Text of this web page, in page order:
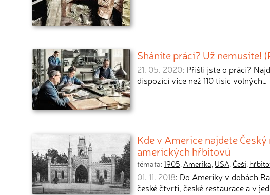
Sháníte práci? Už nemusíte!
21. 05. 2020: Přišli jste o práci?
dispozici více než 110 tisíc volných…
Kde v Americe najdete
amerických hřbitovů
témata:1905,Amerika, USA,Češi,
01. 11. 2018: Do Ameriky v dobách
české čtvrti, české restaurace a v